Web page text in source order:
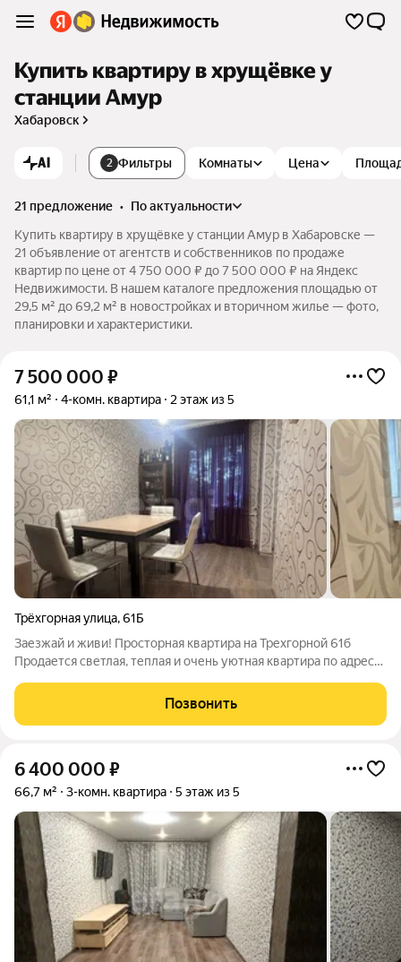
Купить квартиру в хрущёвке у
станции Амур
Хабаровск
AI 2 Фильтры Комнаты Цена
21 предложение •
по актуальности
Купить квартиру в хрущёвке у станции Амур в Хабаровске —
21 объявление от агентств и собственников по продаже
квартир по цене от 4 750 000 ₽ до 7 500 000 ₽ на Яндекс
Недвижимости. В нашем каталоге предложения площадью от
29,5 м² до 69,2 м² в новостройках и вторичном жилье — фото,
планировки и характеристики.
7 500 000 ₽
61,1 м² 4-комн. квартира 2 этаж из 5
Трёхгорная улица,61Б
Заезжай и живи! Просторная квартира на Трехгорной 61б
Продается светлая, теплая и очень уютная квартира по адресу:
формата «заехать с одним чемоданом» или сразу сдавать в
аренду! Главные
Позвонить
6 400 000 ₽
66,7 м² 3-комн. квартира 5 этаж из 5